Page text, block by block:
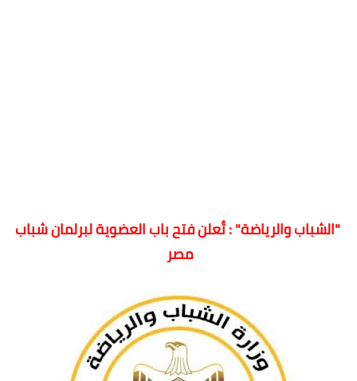
"الشباب والرياضة" : تُعلن فتح باب العضوية لبرلمان شباب
مصر